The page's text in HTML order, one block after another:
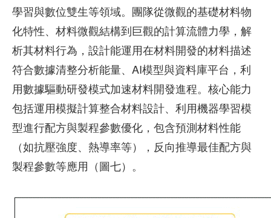
學習與數位雙生等領域。團隊從微觀的基礎材料物
化特性、材料微觀結構到巨觀的計算流體力學，解
析其材料行為，設計能運用在材料開發的材料描述
符合數據清整分析能量、AI模型與資料庫平台，利
用數據驅動研發模式加速材料開發進程。核心能力
包括運用模擬計算整合材料設計、利用機器學習模
型進行配方與製程參數優化，包含預測材料性能
（如抗壓強度、熱導率等），反向推導最佳配方與
製程參數等應用（圖七）。